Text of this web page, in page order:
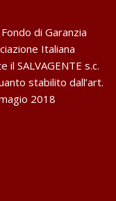
di Garanzia
Italiana
il SALVAGENTE s.c.
stabilito dall’art.
2018